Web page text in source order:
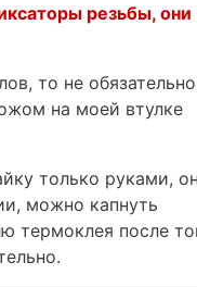
резьбы, они
то не
на моей втулке
только руками,
можно капнуть
термоклея после